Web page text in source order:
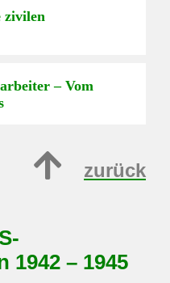
zivilen
– Vom
zurück
1942 – 1945